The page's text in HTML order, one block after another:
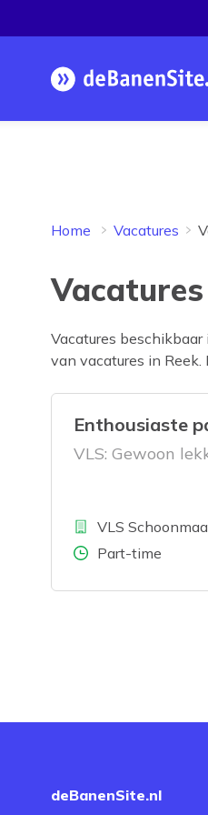
Home Vacatures
Vacatures beschikbaar
van vacatures in Reek.
Enthousiaste
VLS: Gewoon
BedrijfVLS
Aantal uren
Part-time
deBanenSite.nl